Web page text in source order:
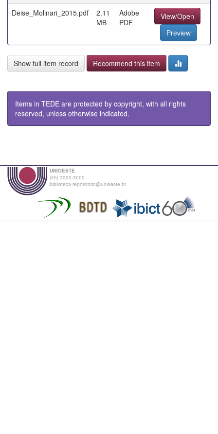
Deise_Molinari_2015.pdf
2.11
MB
Adobe
PDF
View/Open
Preview
Show full item record Recommend this item
Items in TEDE are protected by copyright, with all rights
reserved, unless otherwise indicated.
UNIOESTE
(45) 3220-3000
biblioteca.repositorio@unioeste.br